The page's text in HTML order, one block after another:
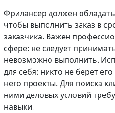
Фрилансер должен
чтобы выполнить заказ в
заказчика. Важен
сфере: не следует
невозможно выполнить.
для себя: никто не берет
него проекты. Для поиска
ними деловых условий
навыки.